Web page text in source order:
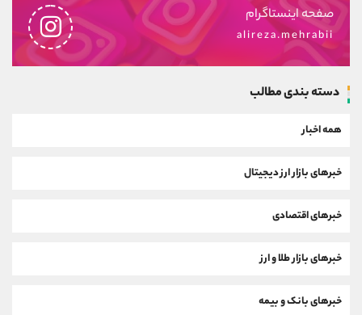
صفحه اینستاگرام
alireza.mehrabii
دسته بندی مطالب
همه اخبار
خبرهای بازار ارز دیجیتال
خبرهای اقتصادی
خبرهای بازار طلا و ارز
خبرهای بانک و بیمه